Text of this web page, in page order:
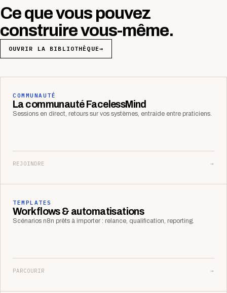
Ce que vous pouvez
construire vous-même.
OUVRIR LA BIBLIOTHÈQUE→
COMMUNAUTÉ
La communauté FacelessMind
Sessions en direct, retours sur vos systèmes, entraide entre praticiens.
REJOINDRE →
TEMPLATES
Workflows & automatisations
Scénarios n8n prêts à importer : relance, qualification, reporting.
PARCOURIR →